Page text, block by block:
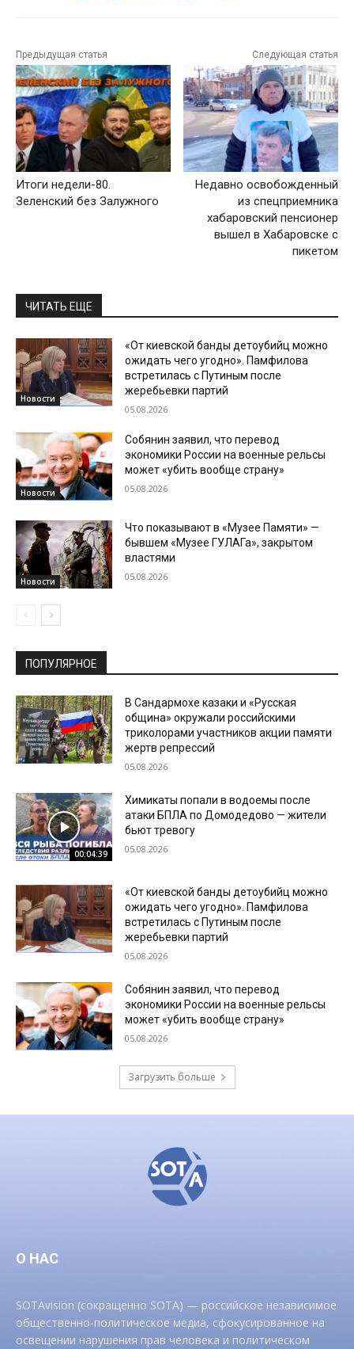
Предыдущая статья
Итоги недели-80.
Зеленский без Залужного
Следующая статья
Недавно освобожденный
из спецприемника
хабаровский пенсионер
вышел в Хабаровске с
пикетом
ЧИТАТЬ ЕЩЕ
Новости
«От киевской банды детоубийц можно
ожидать чего угодно». Памфилова
встретилась с Путиным после
жеребьевки партий
05.08.2026
Новости
Собянин заявил, что перевод
экономики России на военные рельсы
может «убить вообще страну»
05.08.2026
Новости
Что показывают в «Музее Памяти» —
бывшем «Музее ГУЛАГа», закрытом
властями
05.08.2026
ПОПУЛЯРНОЕ
В Сандармохе казаки и «Русская
община» окружали российскими
триколорами участников акции памяти
жертв репрессий
05.08.2026
00:04:39
Химикаты попали в водоемы после
атаки БПЛА по Домодедово — жители
бьют тревогу
05.08.2026
«От киевской банды детоубийц можно
ожидать чего угодно». Памфилова
встретилась с Путиным после
жеребьевки партий
05.08.2026
Собянин заявил, что перевод
экономики России на военные рельсы
может «убить вообще страну»
05.08.2026
Загрузить больше
О НАС
SOTAvision (сокращенно SOTA) — российское независимое
общественно-политическое медиа, сфокусированное на
освещении нарушения прав человека и политическом